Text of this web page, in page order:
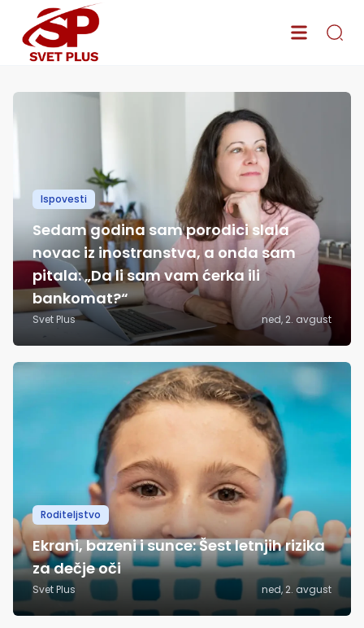
Svet Plus – Najnovije vesti o poznatima, serijama, modi i lifestyle
Ispovesti
Sedam godina sam porodici slala
novac iz inostranstva, a onda sam
pitala: „Da li sam vam ćerka ili
bankomat?“
Svet Plus ned, 2. avgust
Roditeljstvo
Ekrani, bazeni i sunce: Šest letnjih rizika
za dečje oči
Svet Plus ned, 2. avgust